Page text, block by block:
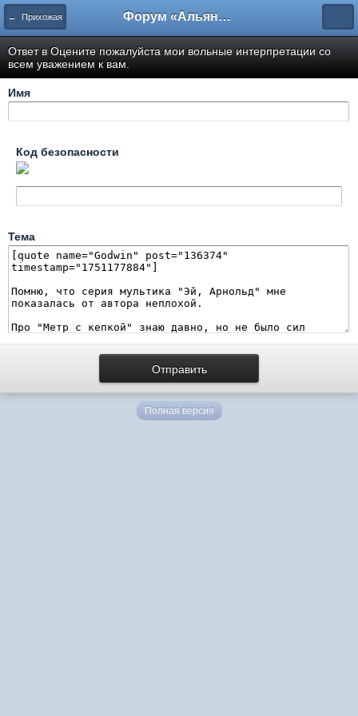
← Прихожая Форум «Альянса вольных переводчиков»
Ответ в Оцените пожалуйста мои вольные интерпретации со
всем уважением к вам.
Имя
Код безопасности
Тема
Полная версия